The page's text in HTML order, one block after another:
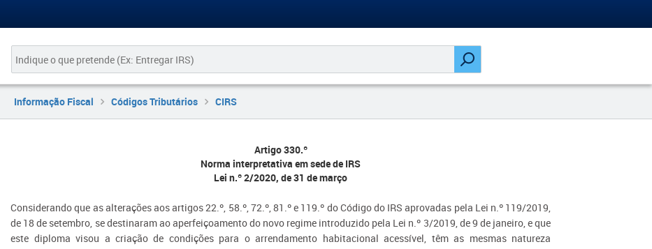
Informação Fiscal Códigos Tributários CIRS
Artigo 330.º
Norma interpretativa em sede de IRS
Lei n.º 2/2020, de 31 de março
Considerando que as alterações aos artigos 22.º, 58.º, 72.º, 81.º e 119.º do Código do IRS aprovadas pela Lei n.º 119/2019,
de 18 de setembro, se destinaram ao aperfeiçoamento do novo regime introduzido pela Lei n.º 3/2019, de 9 de janeiro, e que
este diploma visou a criação de condições para o arrendamento habitacional acessível, têm as mesmas natureza